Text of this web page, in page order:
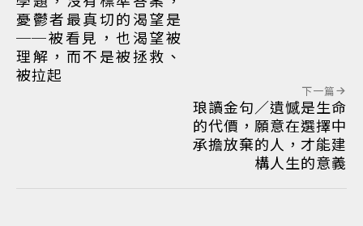
憂鬱者最真切的渴望是
──被看見，也渴望被
理解，而不是被拯救、
被拉起
下一篇
琅讀金句／遺憾是生命
的代價，願意在選擇中
承擔放棄的人，才能建
構人生的意義